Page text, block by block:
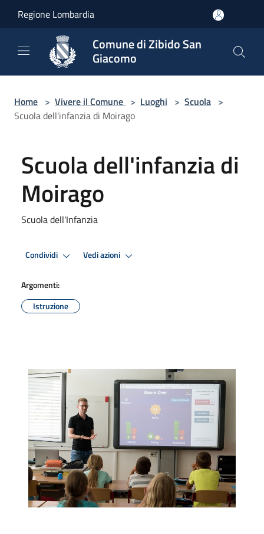
Regione Lombardia
Comune di Zibido San
Giacomo
Home > Vivere il Comune > Luoghi > Scuola >
Scuola dell'infanzia di Moirago
Scuola dell'infanzia di
Moirago
Scuola dell'Infanzia
Condividi Vedi azioni
Argomenti:
Istruzione